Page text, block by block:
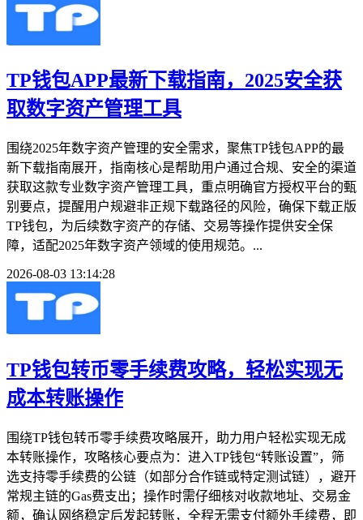
TP钱包APP最新下载指南，2025安全获
取数字资产管理工具
围绕2025年数字资产管理的安全需求，聚焦TP钱包APP的最
新下载指南展开，指南核心是帮助用户通过合规、安全的渠道
获取这款专业数字资产管理工具，重点明确官方授权平台的甄
别要点，提醒用户规避非正规下载路径的风险，确保下载正版
TP钱包，为后续数字资产的存储、交易等操作提供安全保
障，适配2025年数字资产领域的使用规范。...
2026-08-03 13:14:28
TP钱包转币零手续费攻略，轻松实现无
成本转账操作
围绕TP钱包转币零手续费攻略展开，助力用户轻松实现无成
本转账操作，攻略核心要点为：进入TP钱包“转账设置”，筛
选支持零手续费的公链（如部分合作链或特定测试链），避开
常规主链的Gas费支出；操作时需仔细核对收款地址、交易金
额，确认网络稳定后发起转账，全程无需支付额外手续费，即